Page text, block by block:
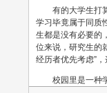
有的大学生打算
学习毕竟属于同质
生都是没有必要的
位来说，研究生的
经历者优先考虑”
校园里是一种学